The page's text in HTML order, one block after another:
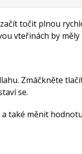
točit plnou
vteřinách by měly
Zmáčkněte
se.
také měnit